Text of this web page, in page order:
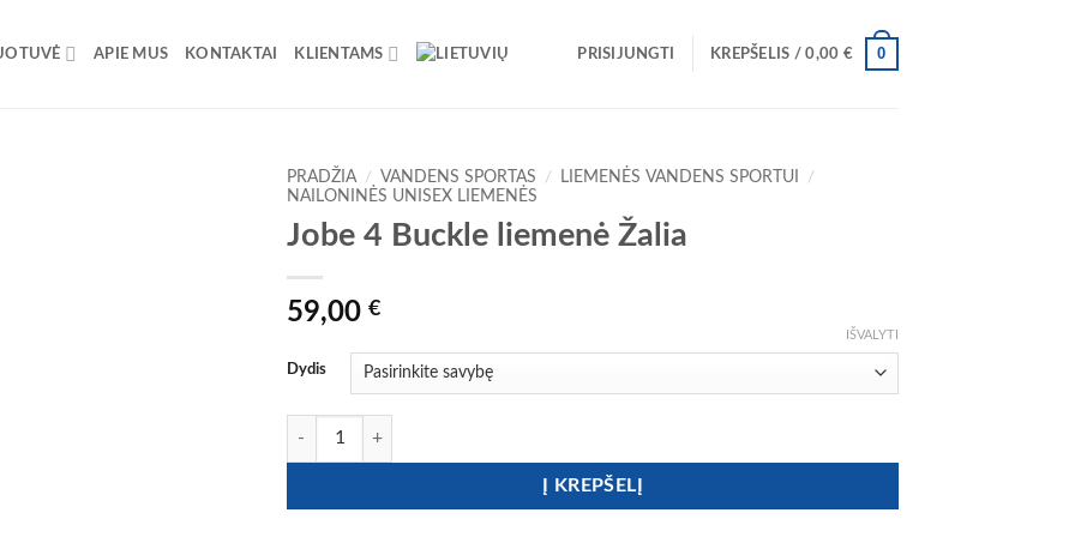
APIE MUS KONTAKTAI KLIENTAMS PRISIJUNGTI KREPŠELIS /0,00 € 0
PRADŽIA / VANDENS SPORTAS / LIEMENĖS VANDENS SPORTUI
/
NAILONINĖS UNISEX LIEMENĖS
Jobe 4 Buckle liemenė Žalia
59,00 €
Dydis
IŠVALYTI
produkto kiekis: Jobe 4 Buckle liemenė Žalia
Į KREPŠELĮ